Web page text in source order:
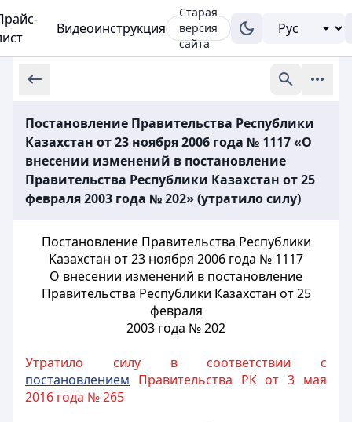
Видеоинструкция
Старая
версия
сайта
Постановление Правительства Республики
Казахстан от 23 ноября 2006 года № 1117 «О
внесении изменений в постановление
Правительства Республики Казахстан от 25
февраля 2003 года № 202» (утратило силу)
Постановление Правительства Республики
Казахстан от 23 ноября 2006 года № 1117
О внесении изменений в постановление
Правительства Республики Казахстан от 25
февраля
2003 года № 202
Утратило силу в соответствии с
постановлением Правительства РК от 3 мая
2016 года № 265